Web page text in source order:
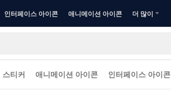
인터페이스 아이콘 애니메이션 아이콘 더 많이
스티커 애니메이션 아이콘 인터페이스 아이콘